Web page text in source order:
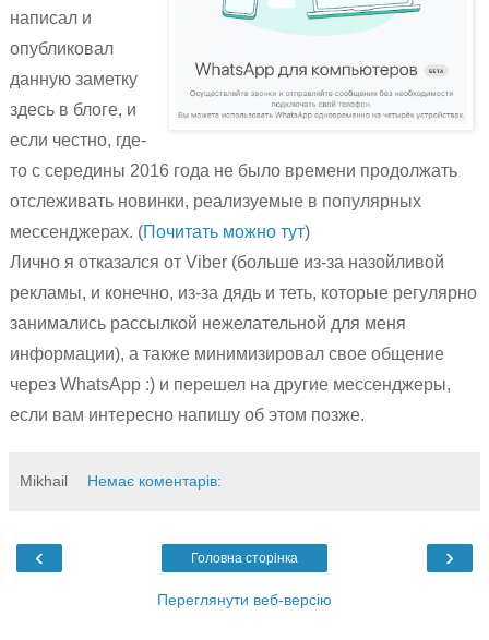
написал и
опубликовал
данную заметку
здесь в блоге, и
если честно, где-
то с середины 2016 года не было времени продолжать
отслеживать новинки, реализуемые в популярных
мессенджерах. (Почитать можно тут)
Лично я отказался от Viber (больше из-за назойливой
рекламы, и конечно, из-за дядь и теть, которые регулярно
занимались рассылкой нежелательной для меня
информации), а также минимизировал свое общение
через WhatsApp :) и перешел на другие мессенджеры,
если вам интересно напишу об этом позже.
Mikhail Немає коментарів:
‹ ›
Головна сторінка
Переглянути веб-версію